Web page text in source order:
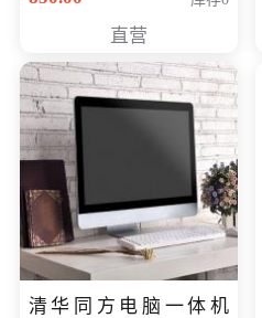
直营
清华同方电脑一体机